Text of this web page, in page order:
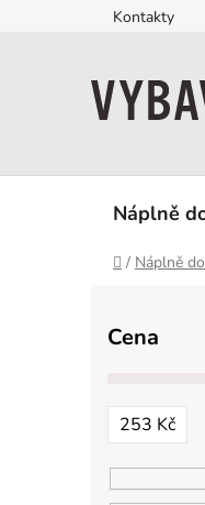
Kontakty
Náplně
Domů
/ Náplně
Cena
253 Kč